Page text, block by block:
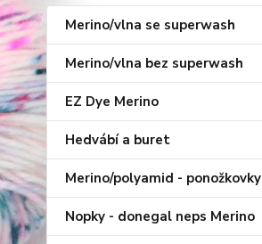
Merino/vlna se superwash
Merino/vlna bez superwash
EZ Dye Merino
Hedvábí a buret
Merino/polyamid - ponožkovky
Nopky - donegal neps Merino